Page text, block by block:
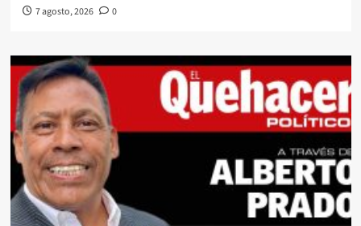
7 agosto, 2026 0